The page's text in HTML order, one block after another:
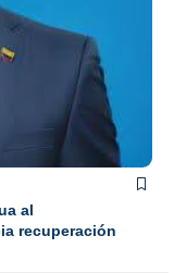
al
recuperación